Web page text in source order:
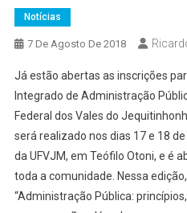
Notícias
7 De Agosto De 2018
Já estão abertas as inscrições
Integrado de Administração
Federal dos Vales do
será realizado nos dias 17 e 18
da UFVJM, em Teófilo Otoni, e é
toda a comunidade. Nessa
“Administração Pública: